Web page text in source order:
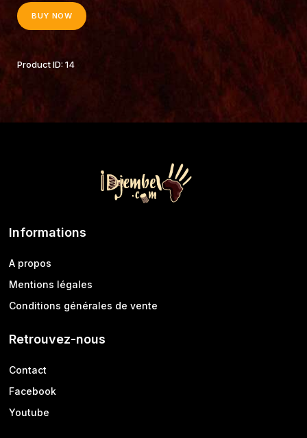
BUY NOW
Product ID: 14
Informations
A propos
Mentions légales
Conditions générales de vente
Retrouvez-nous
Contact
Facebook
Youtube